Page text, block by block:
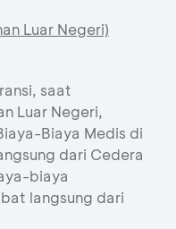
Luar Negeri)
saat
Luar Negeri,
Biaya Medis di
dari Cedera
biaya
langsung dari